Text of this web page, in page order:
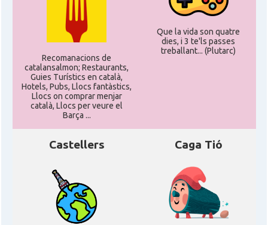
Recomanacions de
catalansalmon; Restaurants,
Guies Turístics en català,
Hotels, Pubs, Llocs fantàstics,
Llocs on comprar menjar
català, Llocs per veure el
Barça ...
Que la vida son quatre
dies, i 3 te'ls passes
treballant... (Plutarc)
Castellers Caga Tió